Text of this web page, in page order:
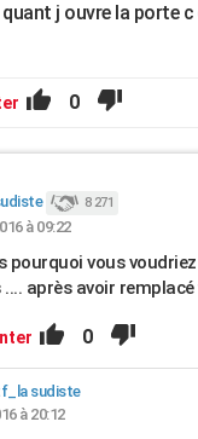
j ouvre la porte
0
8 271
à 09:22
pourquoi vous
après avoir
0
sudiste
à 20:12